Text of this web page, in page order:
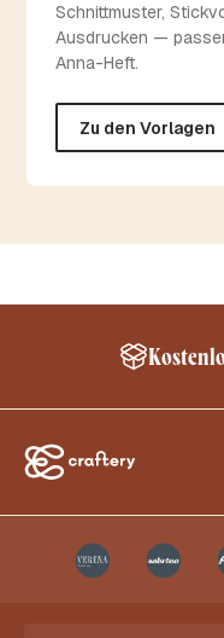
Schnittmuster,
Ausdrucken —
Anna-Heft.
Zu den Vorlagen
Schneller